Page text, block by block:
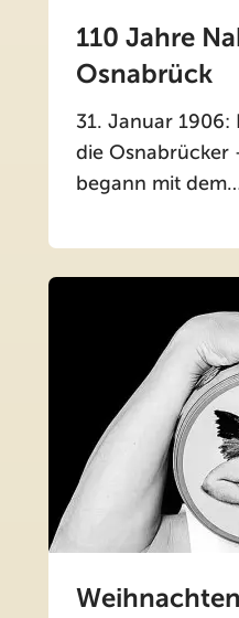
110 Jahre
Osnabrück
31. Januar 1906:
die Osnabrücker
begann mit